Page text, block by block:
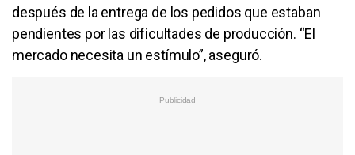
después de la entrega de los pedidos que estaban
pendientes por las dificultades de producción. “El
mercado necesita un estímulo”, aseguró.